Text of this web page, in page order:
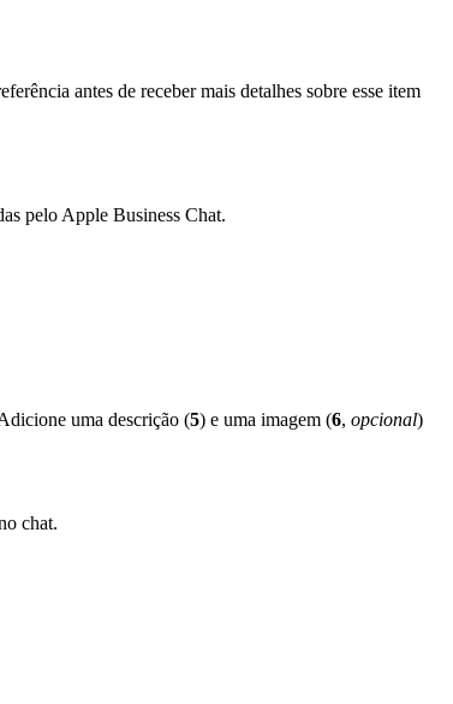
antes de receber mais detalhes sobre esse item
pelo Apple Business Chat.
uma descrição (5) e uma imagem (6, opcional)
chat.